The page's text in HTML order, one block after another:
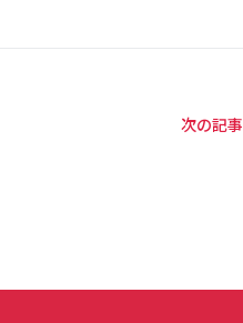
次の記事